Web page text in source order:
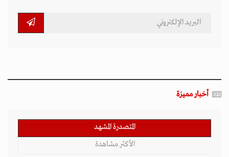
أخبار مميزة
المتصدرة المشهد
الأكثر مشاهدة